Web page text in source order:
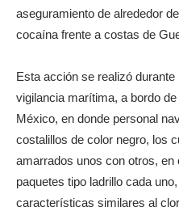
aseguramiento de alrededor
cocaína frente a costas de
Esta acción se realizó
vigilancia marítima, a bordo
México, en donde personal
costalillos de color negro, los
amarrados unos con otros, en
paquetes tipo ladrillo cada
características similares al